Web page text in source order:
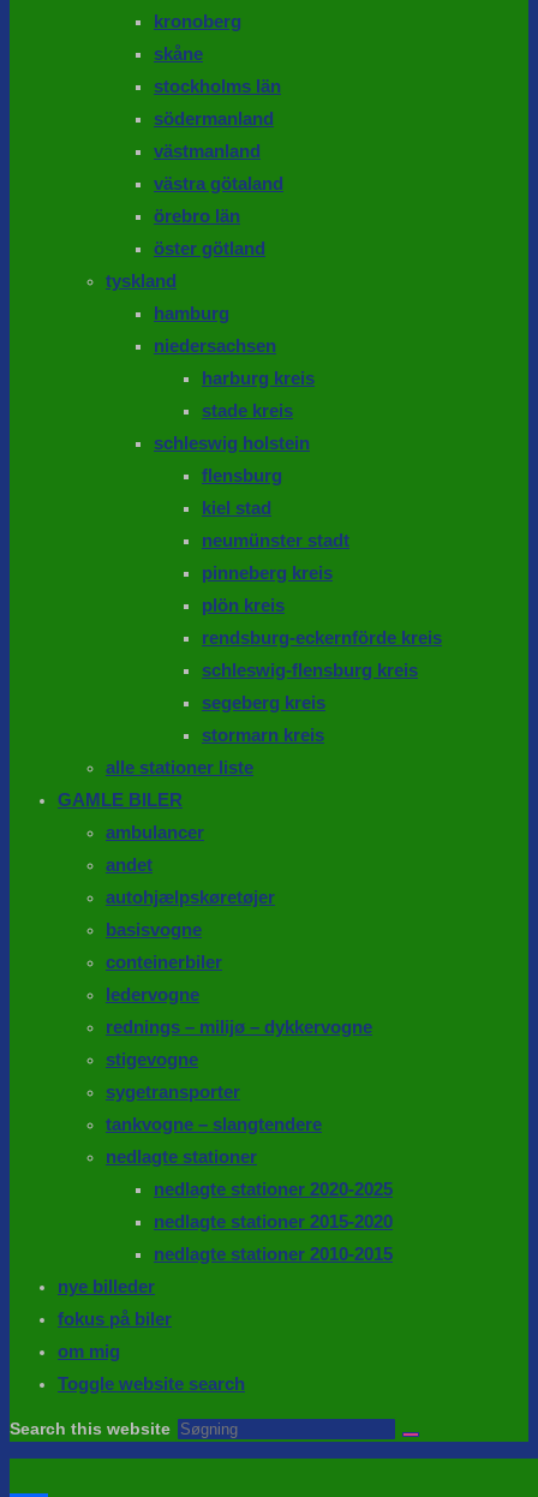
kronoberg
skåne
stockholms län
södermanland
västmanland
västra götaland
örebro län
öster götland
tyskland
hamburg
niedersachsen
harburg kreis
stade kreis
schleswig holstein
flensburg
kiel stad
neumünster stadt
pinneberg kreis
plön kreis
rendsburg-eckernförde kreis
schleswig-flensburg kreis
segeberg kreis
stormarn kreis
alle stationer liste
GAMLE BILER
ambulancer
andet
autohjælpskøretøjer
basisvogne
conteinerbiler
ledervogne
rednings – milijø – dykkervogne
stigevogne
sygetransporter
tankvogne – slangtendere
nedlagte stationer
nedlagte stationer 2020-2025
nedlagte stationer 2015-2020
nedlagte stationer 2010-2015
nye billeder
fokus på biler
om mig
Toggle website search
Search this website